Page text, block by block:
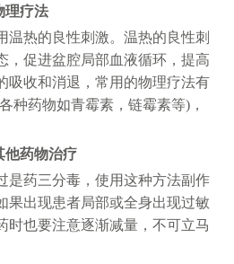
理疗法
温热的良性刺激。温热的良性刺
，促进盆腔局部血液循环，提高
吸收和消退，常用的物理疗法有
种药物如青霉素，链霉素等)，
他药物治疗
是药三分毒，使用这种方法副作
果出现患者局部或全身出现过敏
时也要注意逐渐减量，不可立马